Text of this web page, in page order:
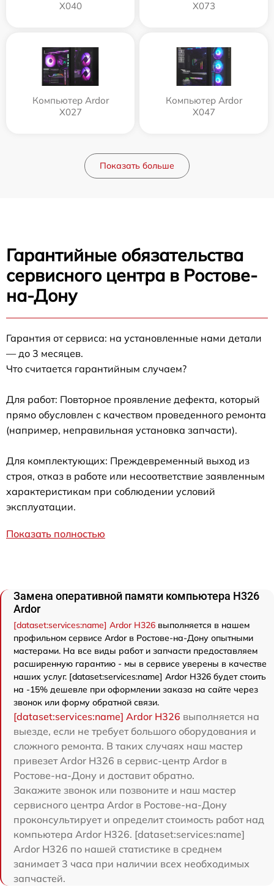
X040
X073
Компьютер Ardor
X027
Компьютер Ardor
X047
Показать больше
Гарантийные обязательства
сервисного центра в Ростове-
на-Дону
Гарантия от сервиса: на установленные нами детали
— до 3 месяцев.
Что считается гарантийным случаем?
Для работ: Повторное проявление дефекта, который
прямо обусловлен с качеством проведенного ремонта
(например, неправильная установка запчасти).
Для комплектующих: Преждевременный выход из
строя, отказ в работе или несоответствие заявленным
характеристикам при соблюдении условий
эксплуатации.
Показать полностью
Замена оперативной памяти компьютера H326
Ardor
[dataset:services:name] Ardor H326 выполняется в нашем
профильном сервисе Ardor в Ростове-на-Дону опытными
мастерами. На все виды работ и запчасти предоставляем
расширенную гарантию - мы в сервисе уверены в качестве
наших услуг. [dataset:services:name] Ardor H326 будет стоить
на -15% дешевле при оформлении заказа на сайте через
звонок или форму обратной связи.
[dataset:services:name] Ardor H326 выполняется на
выезде, если не требует большого оборудования и
сложного ремонта. В таких случаях наш мастер
привезет Ardor H326 в сервис-центр Ardor в
Ростове-на-Дону и доставит обратно.
Закажите звонок или позвоните и наш мастер
сервисного центра Ardor в Ростове-на-Дону
проконсультирует и определит стоимость работ над
компьютера Ardor H326. [dataset:services:name]
Ardor H326 по нашей статистике в среднем
занимает 3 часа при наличии всех необходимых
запчастей.